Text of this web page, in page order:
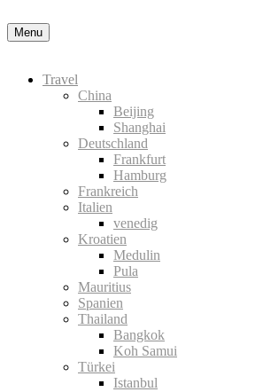
Menu
Travel
China
Beijing
Shanghai
Deutschland
Frankfurt
Hamburg
Frankreich
Italien
venedig
Kroatien
Medulin
Pula
Mauritius
Spanien
Thailand
Bangkok
Koh Samui
Türkei
Istanbul